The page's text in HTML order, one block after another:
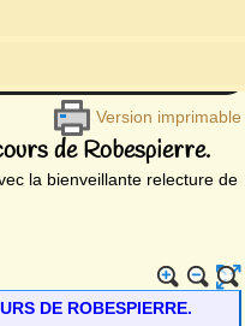
Version imprimable
de Robespierre.
la bienveillante relecture de
DE ROBESPIERRE.